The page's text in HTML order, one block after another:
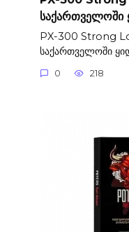
PX-300 Strong
საქართველოში
0 218